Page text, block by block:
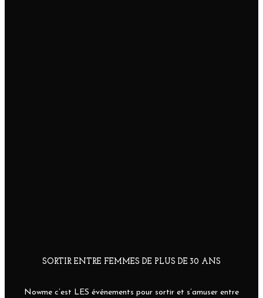
SORTIR ENTRE FEMMES DE PLUS DE 30 ANS
Nowme c’est LES événements pour sortir et s’amuser entre